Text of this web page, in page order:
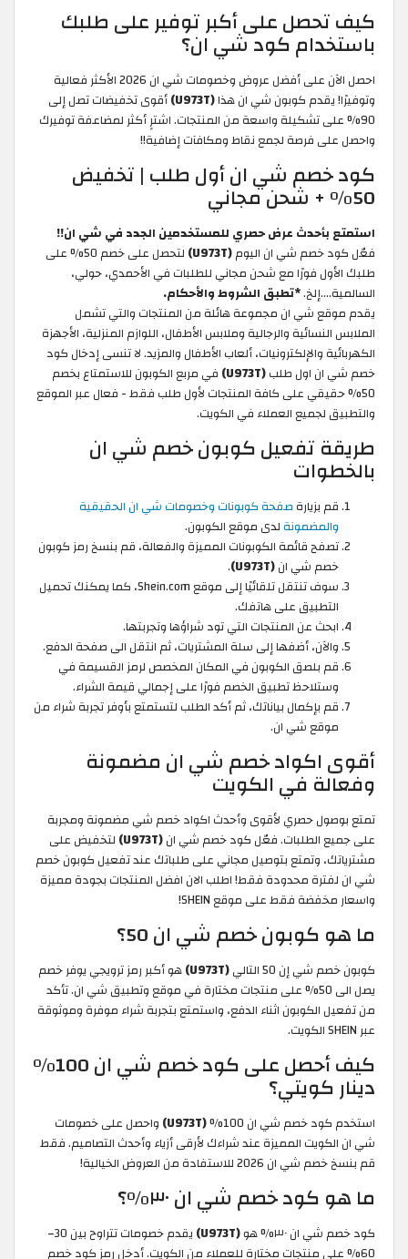
كيف تحصل على أكبر توفير على طلبك
باستخدام كود شي ان؟
احصل الآن على أفضل عروض وخصومات شي ان 2026 الأكثر فعالية
وتوفيرًا! يقدم كوبون شي ان هذا(U973T)
أقوى تخفيضات تصل إلى
90% على تشكيلة واسعة من المنتجات. اشترِِ أكثر لمضاعفة توفيرك
واحصل على فرصة لجمع نقاط ومكافآت إضافية!!
كود خصم شي ان أول طلب | تخفيض
50% + شحن مجاني
استمتع بأحدث عرض حصري للمستخدمين الجدد في شي ان!!
فعّل كود خصم شي ان اليوم(U973T)
لتحصل على خصم 50% على
طلبك الأول فورًا مع شحن مجاني للطلبات في الأحمدي، حولي،
السالمية....إلخ.*تطبق الشروط والأحكام.
يقدم موقع شي ان مجموعة هائلة من المنتجات والتي تشمل
الملابس النسائية والرجالية وملابس الأطفال، اللوازم المنزلية، الأجهزة
الكهربائية والإلكترونيات، ألعاب الأطفال والمزيد. لا تنسى إدخال كود
خصم شي ان اول طلب(U973T)
في مربع الكوبون للاستمتاع بخصم
50% حقيقي على كافة المنتجات لأول طلب فقط - فعال عبر الموقع
والتطبيق لجميع العملاء في الكويت.
طريقة تفعيل كوبون خصم شي ان
بالخطوات
قم بزيارة صفحة كوبونات وخصومات شي ان الحقيقية
والمضمونةلدى موقع الكوبون.
تصفح قائمة الكوبونات المميزة والفعالة، قم بنسخ رمز كوبون
خصم شي ان(U973T)
.
سوف تنتقل تلقائيًا إلى موقع Shein.com، كما يمكنك تحميل
التطبيق على هاتفك.
ابحث عن المنتجات التي تود شراؤها وتجربتها.
والآن، أضفها إلى سلة المشتريات، ثم انتقل الى صفحة الدفع.
قم بلصق الكوبون في المكان المخصص لرمز القسيمة في
وستلاحظ تطبيق الخصم فورًا على إجمالي قيمة الشراء.
قم بإكمال بياناتك، ثم أكد الطلب لتستمتع بأوفر تجربة شراء من
موقع شي ان.
أقوى اكواد خصم شي ان مضمونة
وفعالة في الكويت
تمتع بوصول حصري لأقوى وأحدث اكواد خصم شي مضمونة ومجربة
على جميع الطلبات. فعّل كود خصم شي ان(U973T)
لتخفيض على
مشترياتك، وتمتع بتوصيل مجاني على طلباتك عند تفعيل كوبون خصم
شي ان لفترة محدودة فقط! اطلب الان افضل المنتجات بجودة مميزة
واسعار مخفضة فقط على موقع SHEIN!
ما هو كوبون خصم شي ان 50؟
كوبون خصم شي إن 50 التالي (U973T)
هو أكبر رمز ترويجي يوفر خصم
يصل الى 50% على منتجات مختارة في موقع وتطبيق شي ان. تأكد
من تفعيل الكوبون اثناء الدفع، واستمتع بتجربة شراء موفرة وموثوقة
عبر SHEIN الكويت.
كيف أحصل على كود خصم شي ان 100%
دينار كويتي؟
استخدم كود خصم شي ان 100% (U973T)
واحصل على خصومات
شي ان الكويت المميزة عند شراءك لأرقى أزياء وأحدث التصاميم. فقط
قم بنسخ خصم شي ان 2026 للاستفادة من العروض الخيالية!
ما هو كود خصم شي ان ٣٠%؟
كود خصم شي ان ٣٠% هو (U973T)
يقدم خصومات تتراوح بين 30–
60% على منتجات مختارة للعملاء من الكويت. أدخل رمز كود خصم